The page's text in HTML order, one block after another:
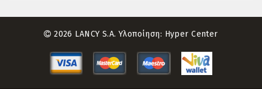
2026 LANCY S.A. Υλοποίηση: Hyper Center